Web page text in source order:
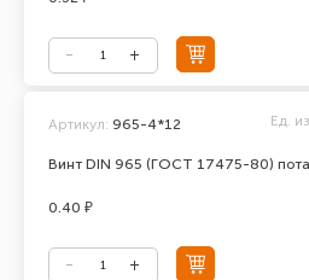
Винт DIN 965 (ГОСТ 17475-80)
Артикул: 965-4*12 Ед.
0.40 ₽